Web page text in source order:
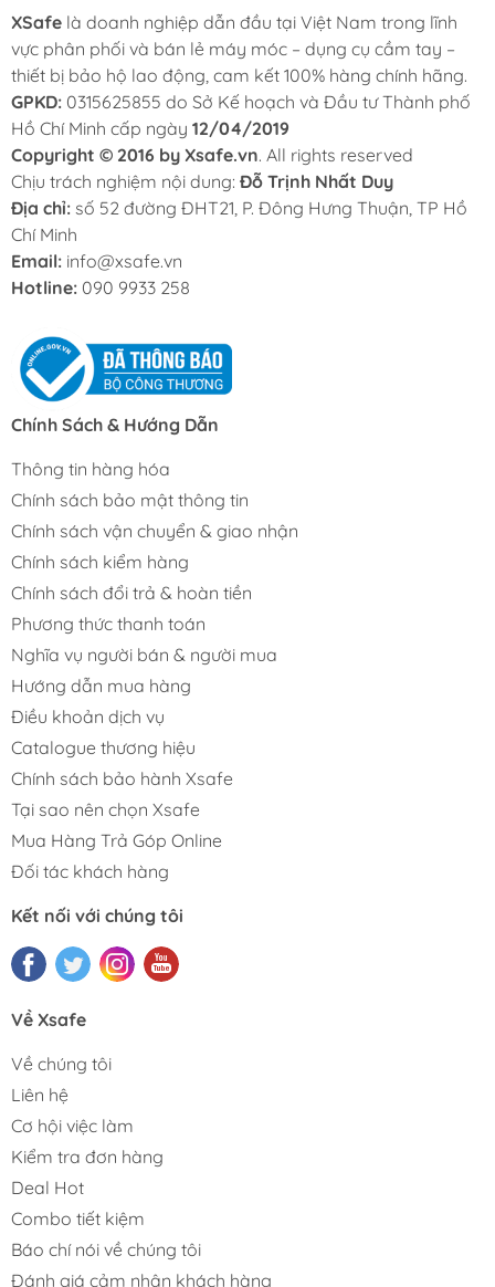
XSafe là doanh nghiệp dẫn đầu tại Việt Nam trong lĩnh
vực phân phối và bán lẻ máy móc – dụng cụ cầm tay –
thiết bị bảo hộ lao động, cam kết 100% hàng chính hãng.
GPKD: 0315625855 do Sở Kế hoạch và Đầu tư Thành phố
Hồ Chí Minh cấp ngày 12/04/2019
Copyright © 2016 by Xsafe.vn. All rights reserved
Chịu trách nghiệm nội dung: Đỗ Trịnh Nhất Duy
Địa chỉ: số 52 đường ĐHT21, P. Đông Hưng Thuận, TP Hồ
Chí Minh
Email: info@xsafe.vn
Hotline: 090 9933 258
Chính Sách & Hướng Dẫn
Thông tin hàng hóa
Chính sách bảo mật thông tin
Chính sách vận chuyển & giao nhận
Chính sách kiểm hàng
Chính sách đổi trả & hoàn tiền
Phương thức thanh toán
Nghĩa vụ người bán & người mua
Hướng dẫn mua hàng
Điều khoản dịch vụ
Catalogue thương hiệu
Chính sách bảo hành Xsafe
Tại sao nên chọn Xsafe
Mua Hàng Trả Góp Online
Đối tác khách hàng
Kết nối với chúng tôi
Về Xsafe
Về chúng tôi
Liên hệ
Cơ hội việc làm
Kiểm tra đơn hàng
Deal Hot
Combo tiết kiệm
Báo chí nói về chúng tôi
Đánh giá cảm nhận khách hàng